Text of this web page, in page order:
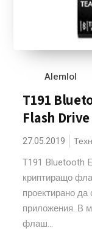
Alemlol
T191
Flash Drive
27.05.2019
T191 Bluetooth
криптиращо
проектирано
приложения. В
флаш...